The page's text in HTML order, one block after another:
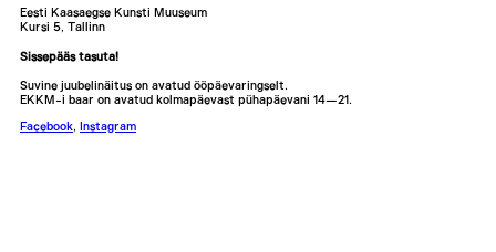
Eesti Kaasaegse Kunsti Muuseum
Kursi 5, Tallinn
Sissepääs tasuta!
Suvine juubelinäitus on avatud ööpäevaringselt.
EKKM-i baar on avatud kolmapäevast pühapäevani 14—21.
Facebook, Instagram